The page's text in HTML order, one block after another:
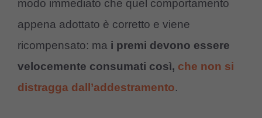
modo immediato che quel comportamento
appena adottato è corretto e viene
ricompensato: ma i premi devono essere
velocemente consumati così, che non si
distragga dall’addestramento.